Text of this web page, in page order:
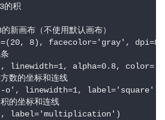
的积
新画布（不使用默认画布）
8), facecolor='gray',
alpha=0.8,
数的坐标和连线
linewidth=1, label='square')
的坐标和连线
label='multiplication')